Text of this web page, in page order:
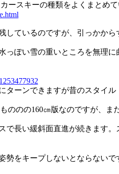
ースキーの種類をよくまとめて
しているのですが、引っかか
っぽい雪の重いところを無理
ターンできますが昔のスタイ
ののの160㎝版なのですが、
で長い緩斜面直進が続きます
勢をキープしないとならない